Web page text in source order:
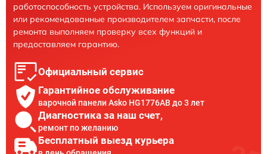
работоспособность устройства. Используем оригинальные
или рекомендованные производителем запчасти, после
ремонта выполняем проверку всех функций и
предоставляем гарантию.
Официальный сервис
Гарантийное обслуживание
варочной панели Asko HG1776AB до 3 лет
Диагностика за наш счет,
ремонт по желанию
Бесплатный выезд курьера